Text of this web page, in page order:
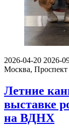
2026-04-20 2026-
Москва,
Летние
выставке
на ВДНХ